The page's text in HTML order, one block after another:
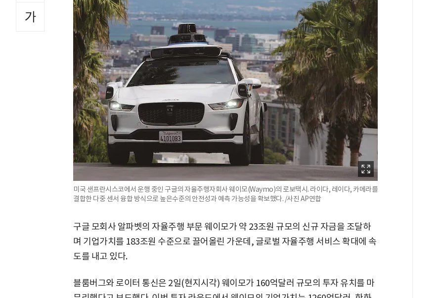
미국 샌프란시스코에서 운행 중인 구글의 자율주행자회사 웨이모(Waymo)의 로보택시. 라이다, 레이다, 카메라를
결합한 다중 센서 융합 방식으로 높은수준의 안전성과 예측 가능성을 확보했다. /사진 AP연합
구글 모회사 알파벳의 자율주행 부문 웨이모가 약 23조원 규모의 신규 자금을 조달하
며 기업가치를 183조원 수준으로 끌어올린 가운데, 글로벌 자율주행 서비스 확대에 속
도를 내고 있다.
블룸버그와 로이터 통신은 2일(현지시각) 웨이모가 160억달러 규모의 투자 유치를 마